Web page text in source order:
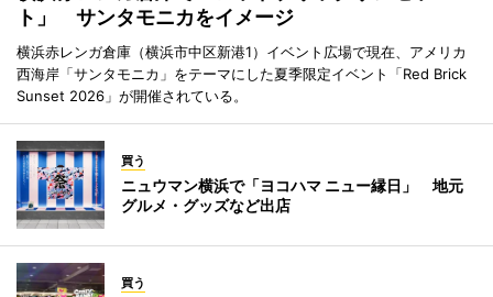
ト」 サンタモニカをイメージ
横浜赤レンガ倉庫（横浜市中区新港1）イベント広場で現在、アメリカ
西海岸「サンタモニカ」をテーマにした夏季限定イベント「Red Brick
Sunset 2026」が開催されている。
買う
ニュウマン横浜で「ヨコハマ ニュー縁日」 地元
グルメ・グッズなど出店
買う